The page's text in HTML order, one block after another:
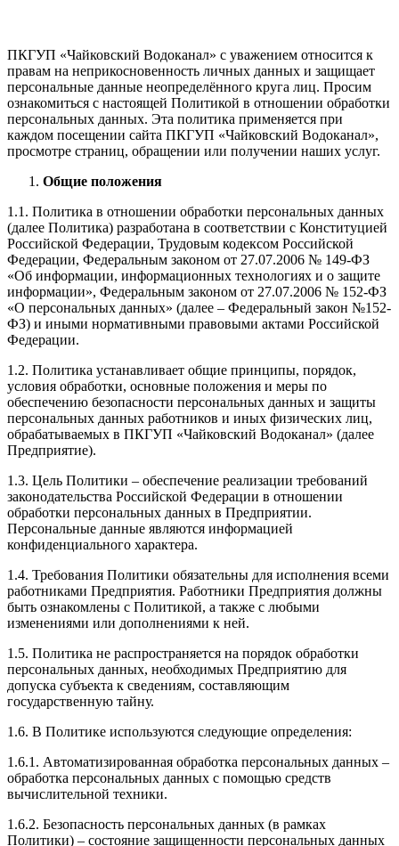
ПКГУП «Чайковский Водоканал» с уважением относится к
правам на неприкосновенность личных данных и защищает
персональные данные неопределённого круга лиц. Просим
ознакомиться с настоящей Политикой в отношении обработки
персональных данных. Эта политика применяется при
каждом посещении сайта ПКГУП «Чайковский Водоканал»,
просмотре страниц, обращении или получении наших услуг.
Общие положения
1.1. Политика в отношении обработки персональных данных
(далее Политика) разработана в соответствии с Конституцией
Российской Федерации, Трудовым кодексом Российской
Федерации, Федеральным законом от 27.07.2006 № 149-ФЗ
«Об информации, информационных технологиях и о защите
информации», Федеральным законом от 27.07.2006 № 152-ФЗ
«О персональных данных» (далее – Федеральный закон №152-
ФЗ) и иными нормативными правовыми актами Российской
Федерации.
1.2. Политика устанавливает общие принципы, порядок,
условия обработки, основные положения и меры по
обеспечению безопасности персональных данных и защиты
персональных данных работников и иных физических лиц,
обрабатываемых в ПКГУП «Чайковский Водоканал» (далее
Предприятие).
1.3. Цель Политики – обеспечение реализации требований
законодательства Российской Федерации в отношении
обработки персональных данных в Предприятии.
Персональные данные являются информацией
конфиденциального характера.
1.4. Требования Политики обязательны для исполнения всеми
работниками Предприятия. Работники Предприятия должны
быть ознакомлены с Политикой, а также с любыми
изменениями или дополнениями к ней.
1.5. Политика не распространяется на порядок обработки
персональных данных, необходимых Предприятию для
допуска субъекта к сведениям, составляющим
государственную тайну.
1.6. В Политике используются следующие определения:
1.6.1. Автоматизированная обработка персональных данных –
обработка персональных данных с помощью средств
вычислительной техники.
1.6.2. Безопасность персональных данных (в рамках
Политики) – состояние защищенности персональных данных